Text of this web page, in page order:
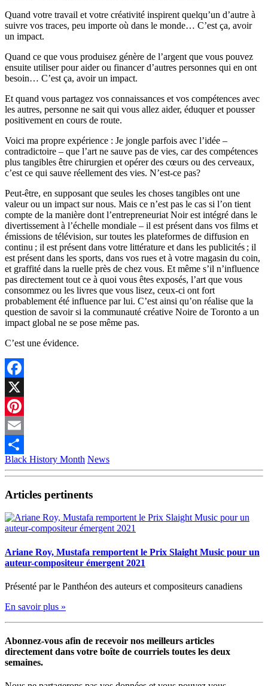
Quand votre travail et votre créativité inspirent quelqu’un d’autre à
suivre vos traces, peu importe où dans le monde… C’est ça, avoir
un impact.
Quand ce que vous produisez génère de l’argent que vous pouvez
ensuite utiliser pour aider ou financer d’autres personnes qui en ont
besoin… C’est ça, avoir un impact.
Et quand vous partagez vos connaissances et vos compétences avec
les autres, personne ne sait qui vous allez aider, éduquer et pousser
positivement en cours de route.
Voici ma propre expérience : Je jongle parfois avec l’idée –
contradictoire – que l’art ne sauve pas de vies, car des compétences
plus tangibles être chirurgien et opérer des cœurs ou des cerveaux,
c’est ce qui sauve réellement des vies. N’est-ce pas?
Peut-être, en supposant que seules les choses tangibles ont une
valeur ou un impact sur nous. Mais ce n’est pas le cas si l’on tient
compte de la manière dont l’entrepreneuriat Noir est intégré dans le
divertissement à l’échelle mondiale – il est présent dans vos films et
émissions de télévision, sur toutes les plateformes de diffusion en
continu ; il est présent dans votre littérature et dans les publicités ; il
est présent dans les sports, dans vos rues et à votre magasin du coin,
et graffité dans la ruelle près de chez vous. Et même s’il n’influence
pas directement tout ce à quoi vous êtes exposés, l’art que vous
consommez ou les livres que vous lisez, ceux-ci ont fort
probablement été influence par lui. C’est ainsi qu’on réalise que la
question de savoir si la communauté créative Noire de Toronto a un
impact global ne se pose même pas.
C’est une évidence.
Facebook
X
Pinterest
Email
Partager
Black History Month News
Articles pertinents
Ariane Roy, Mustafa remportent le Prix Slaight Music pour un
auteur-compositeur émergent 2021
Présenté par le Panthéon des auteurs et compositeurs canadiens
En savoir plus »
Abonnez-vous afin de recevoir nos meilleurs articles
directement dans votre boîte de courriels toutes les deux
semaines.